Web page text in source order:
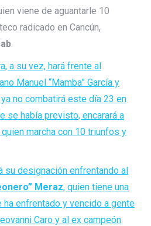
viene de aguantarle 10
radicado en Cancún,
.
a su vez, hará frente al
Manuel “Mamba” García y
no combatirá este día 23 en
se había previsto, encarará a
marcha con 10 triunfos y
su designación enfrentando al
Meraz, quien tiene una
enfrentado y vencido a gente
Caro y al ex campeón